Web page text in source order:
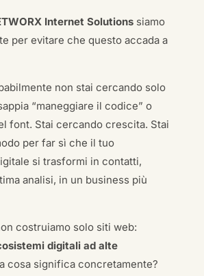
Internet Solutionssiamo
per evitare che questo accada a
non stai cercando solo
“maneggiare il codice” o
font. Stai cercando crescita. Stai
per far sì che il tuo
si trasformi in contatti,
analisi, in un business più
costruiamo solo siti web:
digitali ad alte
cosa significa concretamente?